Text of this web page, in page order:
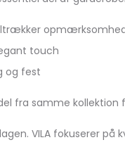
touch
og fest
fra samme
VILA fokuserer på